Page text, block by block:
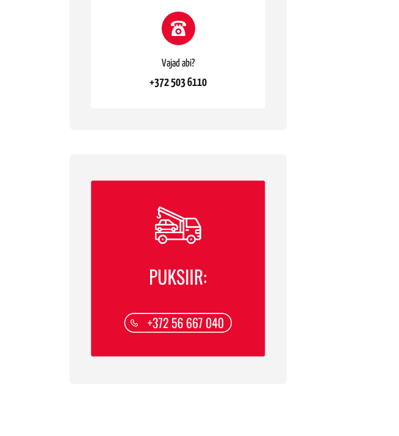
Vajad abi?
+372 503 6110